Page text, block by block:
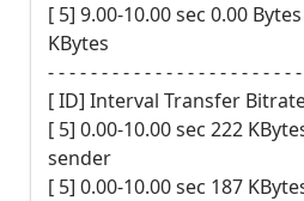
[ 5] 9.00-10.00 sec 0.00
KBytes
- - - - - - - - - - - - - - - - - - - - - - -
[ ID] Interval Transfer
[ 5] 0.00-10.00 sec 222
sender
[ 5] 0.00-10.00 sec 187